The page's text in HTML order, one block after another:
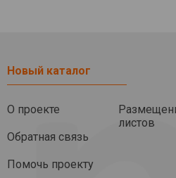
Новый каталог
О проекте
Обратная связь
Помочь проекту
листов